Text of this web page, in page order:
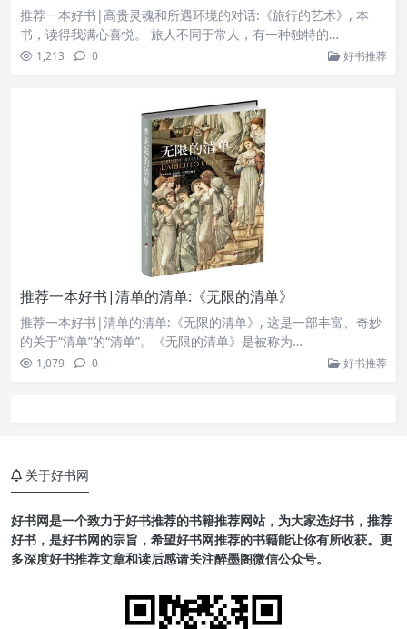
推荐一本好书|高贵灵魂和所遇环境的对话:《旅行的艺术》, 本
书，读得我满心喜悦。 旅人不同于常人，有一种独特的…
1,213 0 好书推荐
推荐一本好书|清单的清单:《无限的清单》
推荐一本好书|清单的清单:《无限的清单》, 这是一部丰富、奇妙
的关于“清单”的“清单”。《无限的清单》是被称为…
1,079 0 好书推荐
关于好书网
好书网是一个致力于好书推荐的书籍推荐网站，为大家选好书，推荐
好书，是好书网的宗旨，希望好书网推荐的书籍能让你有所收获。更
多深度好书推荐文章和读后感请关注醉墨阁微信公众号。